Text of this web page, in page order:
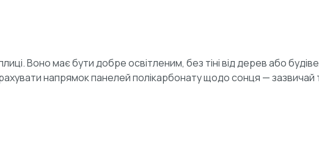
Воно має бути добре освітленим, без тіні від дерев або
напрямок панелей полікарбонату щодо сонця — зазвичай